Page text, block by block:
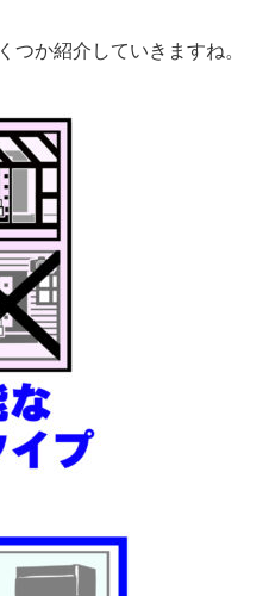
つか紹介していきますね。